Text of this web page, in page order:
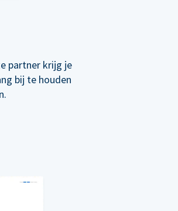
partner krijg je
bij te houden